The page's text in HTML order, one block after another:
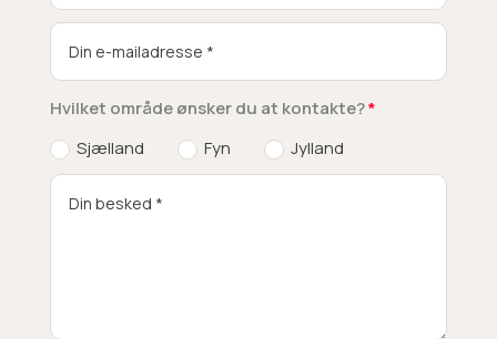
Hvilket område ønsker du at kontakte?
Sjælland
Fyn Jylland